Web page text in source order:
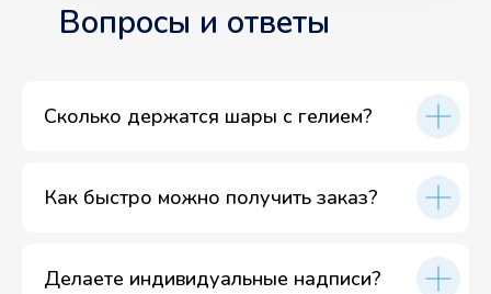
Вопросы и ответы
Сколько держатся шары с гелием?
Как быстро можно получить заказ?
Делаете индивидуальные надписи?